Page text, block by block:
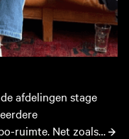
afdelingen stage
ruimte. Net zoals